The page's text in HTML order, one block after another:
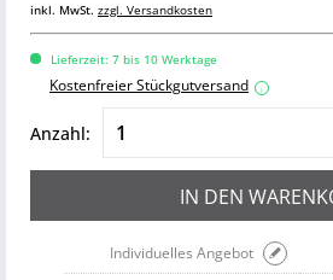
inkl. MwSt. zzgl. Versandkosten
Lieferzeit: 7 bis 10 Werktage
Kostenfreier Stückgutversand i
Anzahl:
IN DEN
Individuelles Angebot